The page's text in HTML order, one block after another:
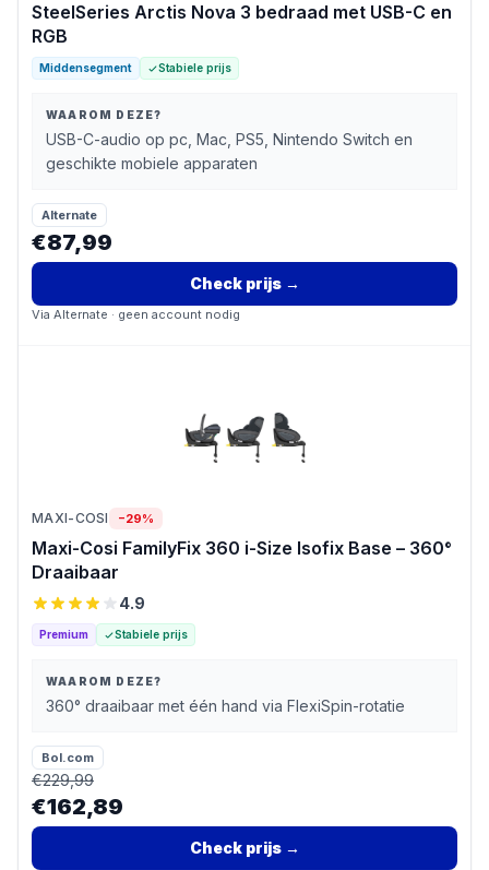
SteelSeries Arctis Nova 3 bedraad met USB-C en
RGB
Middensegment Stabiele prijs
WAAROM DEZE?
USB-C-audio op pc, Mac, PS5, Nintendo Switch en
geschikte mobiele apparaten
Alternate
€87,99
Check prijs→
Via Alternate · geen account nodig
MAXI-COSI −29%
Maxi-Cosi FamilyFix 360 i-Size Isofix Base – 360°
Draaibaar
4.9
Premium Stabiele prijs
WAAROM DEZE?
360° draaibaar met één hand via FlexiSpin-rotatie
Bol.com
€229,99
€162,89
Check prijs→